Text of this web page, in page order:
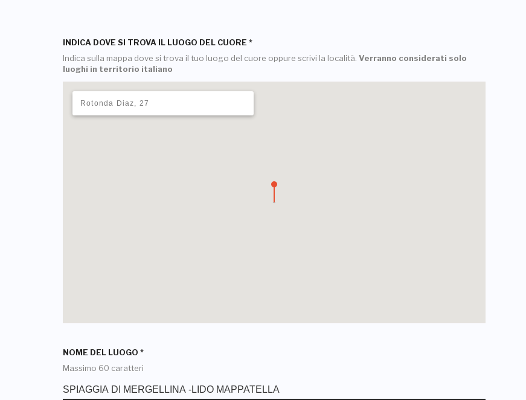
INDICA DOVE SI TROVA IL LUOGO DEL CUORE *
Indica sulla mappa dove si trova il tuo luogo del cuore oppure scrivi la località. Verranno considerati solo
luoghi in territorio italiano
NOME DEL LUOGO *
Massimo 60 caratteri